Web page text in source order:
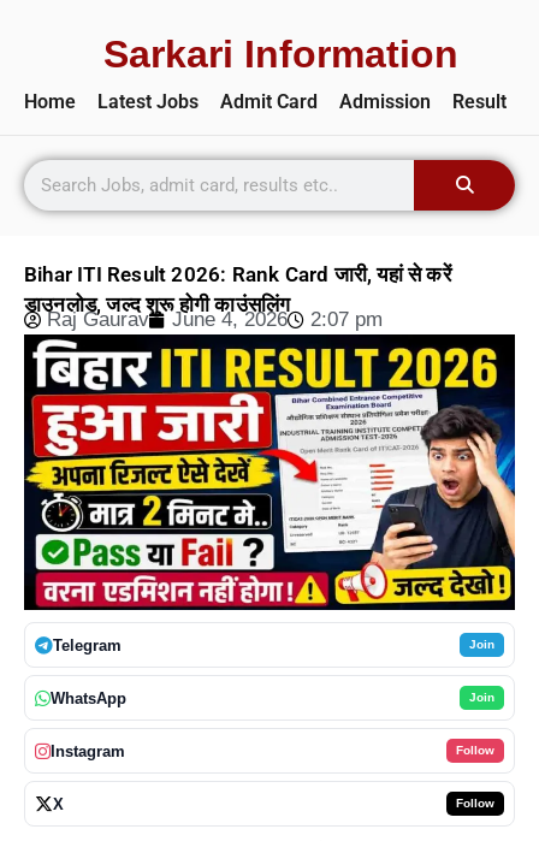
Sarkari Information
Home Latest Jobs Admit Card Admission Result
Bihar ITI Result 2026: Rank Card जारी, यहां से करें
डाउनलोड, जल्द शुरू होगी काउंसलिंग
Raj Gaurav June 4, 2026 2:07 pm
Telegram Join
WhatsApp Join
Instagram Follow
X Follow